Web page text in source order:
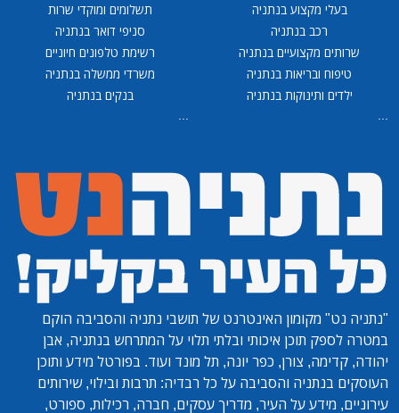
בעלי מקצוע בנתניה
רכב בנתניה
שרותים מקצועיים בנתניה
טיפוח ובריאות בנתניה
ילדים ותינוקות בנתניה
...
תשלומים ומוקדי שרות
סניפי דואר בנתניה
רשימת טלפונים חיוניים
משרדי ממשלה בנתניה
בנקים בנתניה
...
"נתניה נט" מקומון האינטרנט של תושבי נתניה והסביבה הוקם
במטרה לספק תוכן איכותי ובלתי תלוי על המתרחש בנתניה, אבן
יהודה, קדימה, צורן, כפר יונה, תל מונד ועוד. בפורטל מידע ותוכן
העוסקים בנתניה והסביבה על כל רבדיה: תרבות ובילוי, שירותים
עירוניים, מידע על העיר, מדריך עסקים, חברה, רכילות, ספורט,